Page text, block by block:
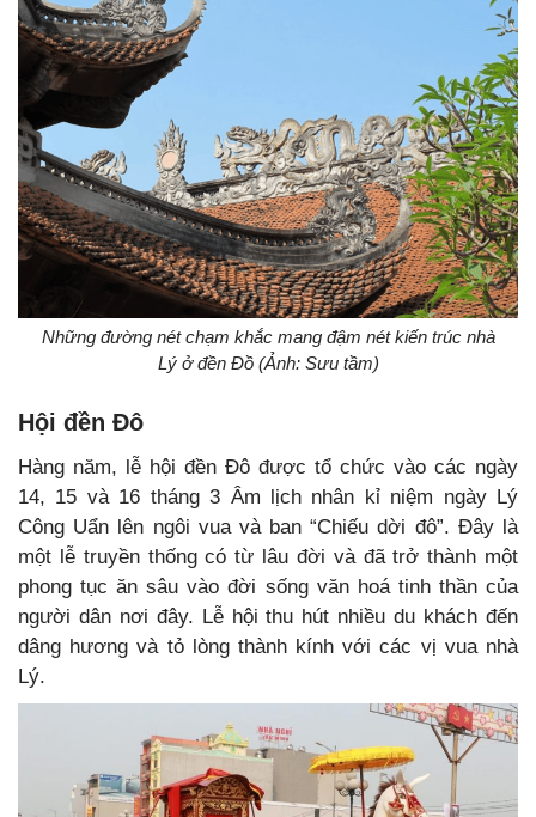
Những đường nét chạm khắc mang đậm nét kiến trúc nhà
Lý ở đền Đồ (Ảnh: Sưu tầm)
Hội đền Đô
Hàng năm, lễ hội đền Đô được tổ chức vào các ngày
14, 15 và 16 tháng 3 Âm lịch nhân kỉ niệm ngày Lý
Công Uẩn lên ngôi vua và ban “Chiếu dời đô”. Đây là
một lễ truyền thống có từ lâu đời và đã trở thành một
phong tục ăn sâu vào đời sống văn hoá tinh thần của
người dân nơi đây. Lễ hội thu hút nhiều du khách đến
dâng hương và tỏ lòng thành kính với các vị vua nhà
Lý.